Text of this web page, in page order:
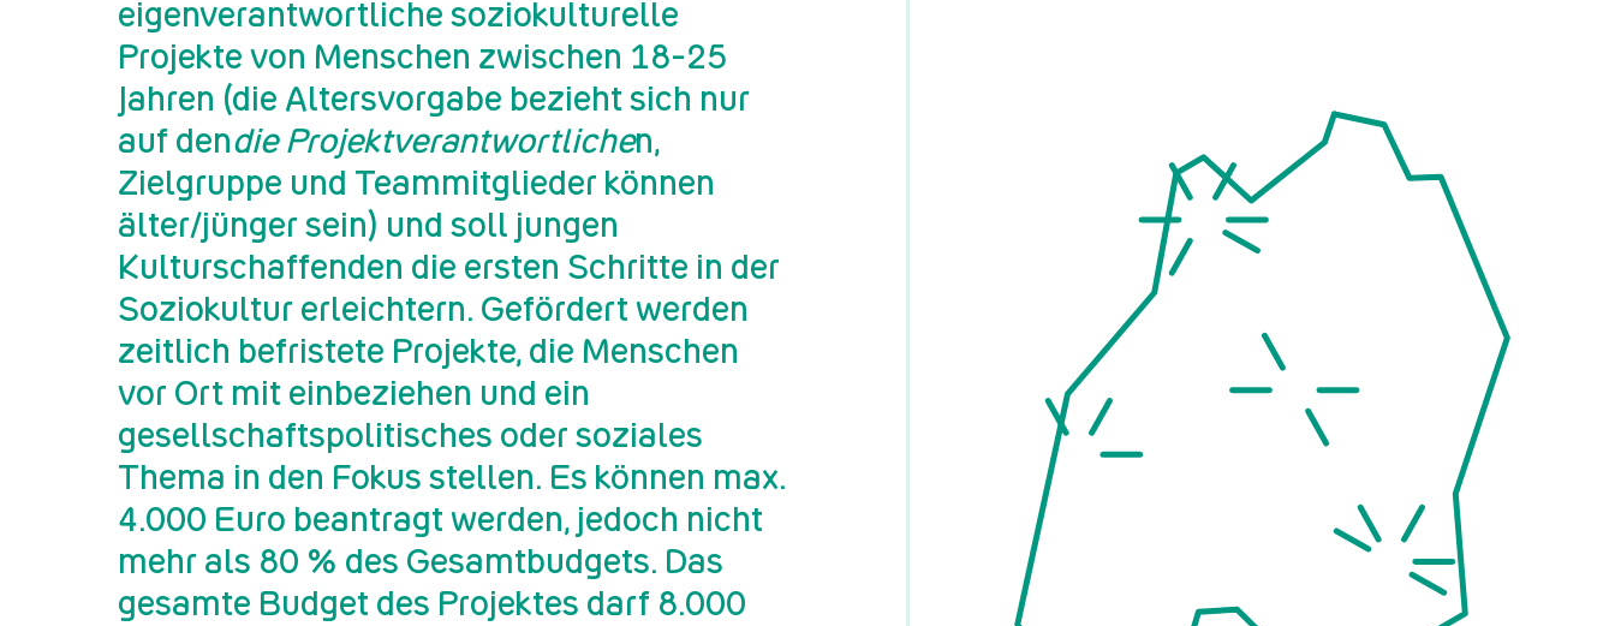
eigenverantwortliche soziokulturelle
Projekte von Menschen zwischen 18-25
Jahren (die Altersvorgabe bezieht sich nur
auf dendie Projektverantwortlichen,
Zielgruppe und Teammitglieder können
älter/jünger sein) und soll jungen
Kulturschaffenden die ersten Schritte in der
Soziokultur erleichtern. Gefördert werden
zeitlich befristete Projekte, die Menschen
vor Ort mit einbeziehen und ein
gesellschaftspolitisches oder soziales
Thema in den Fokus stellen. Es können max.
4.000 Euro beantragt werden, jedoch nicht
mehr als 80 % des Gesamtbudgets. Das
gesamte Budget des Projektes darf 8.000